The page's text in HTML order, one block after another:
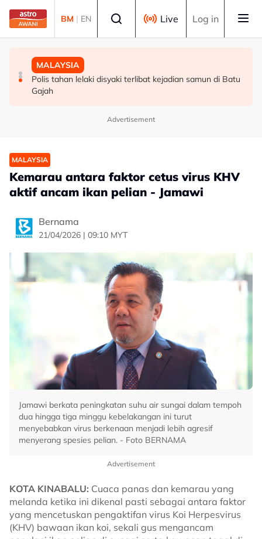
Skip to main content
BM | EN Live Log in
MALAYSIA
Tiga tahun berturut-turut, Astro AWANI ungguli
Program Media Pelancongan Terbaik
MALAYSIA
Kerajaan teliti penambahbaikan mesin pengimbas di
lapangan terbang
MALAYSIA
Polis tahan lelaki disyaki terlibat kejadian samun di Batu
Gajah
Advertisement
MALAYSIA
Kemarau antara faktor cetus virus KHV
aktif ancam ikan pelian - Jamawi
Bernama
21/04/2026 | 09:10 MYT
Jamawi berkata peningkatan suhu air sungai dalam tempoh
dua hingga tiga minggu kebelakangan ini turut
menyebabkan virus berkenaan menjadi lebih agresif
menyerang spesies pelian. - Foto BERNAMA
Advertisement
KOTA KINABALU: Cuaca panas dan kemarau yang
melanda ketika ini dikenal pasti sebagai antara faktor
yang mencetuskan pengaktifan virus Koi Herpesvirus
(KHV) bawaan ikan koi, sekali gus mengancam